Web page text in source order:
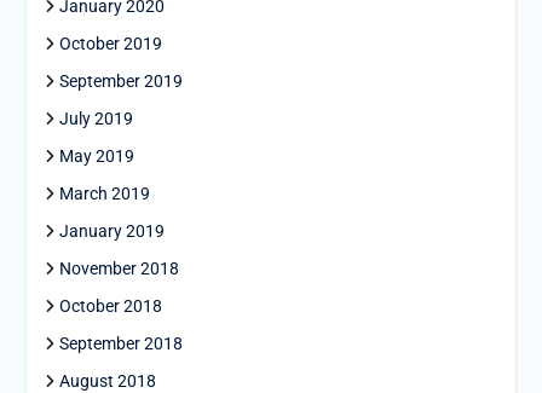
January 2020
October 2019
September 2019
July 2019
May 2019
March 2019
January 2019
November 2018
October 2018
September 2018
August 2018